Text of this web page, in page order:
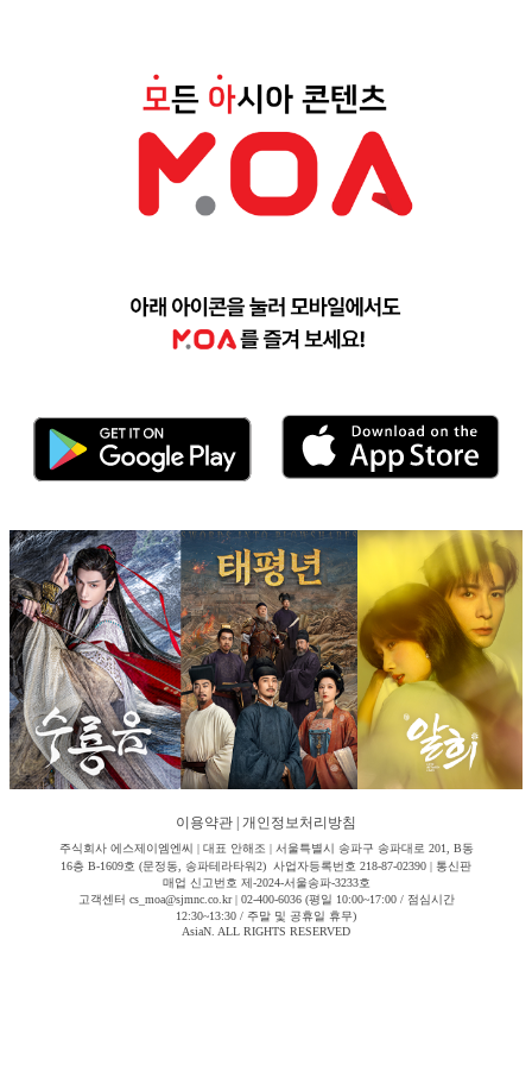
이용약관 개인정보처리방침
주식회사 에스제이엠엔씨 | 대표 안해조 | 서울특별시 송파구 송파대로 201, B동
16층 B-1609호 (문정동, 송파테라타워2) 사업자등록번호 218-87-02390 | 통신판
매업 신고번호 제-2024-서울송파-3233호
고객센터 cs_moa@sjmnc.co.kr | 02-400-6036 (평일 10:00~17:00 / 점심시간
12:30~13:30 / 주말 및 공휴일 휴무)
AsiaN. ALL RIGHTS RESERVED